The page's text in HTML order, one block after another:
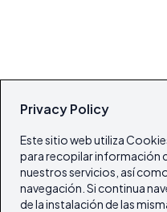
Privacy Policy
Este sitio web utiliza
para recopilar información
nuestros servicios, así
navegación. Si continua
de la instalación de las